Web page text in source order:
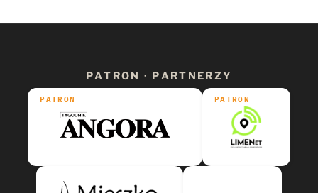
PATRON · PARTNERZY
PATRON PATRON